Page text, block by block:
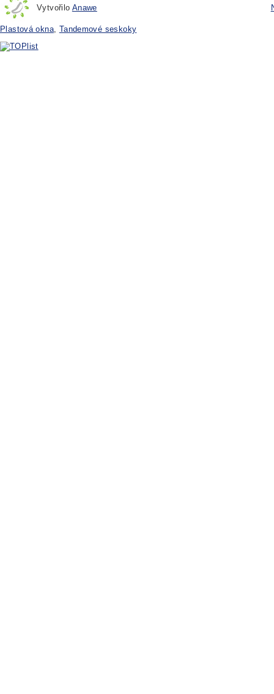
Vytvořilo Anawe
Plastová okna, Tandemové seskoky